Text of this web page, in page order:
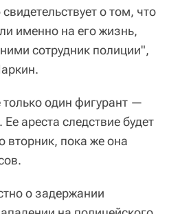
о том, что
именно на его жизнь,
сотрудник полиции",
один фигурант —
ареста следствие будет
вторник, пока же она
о задержании